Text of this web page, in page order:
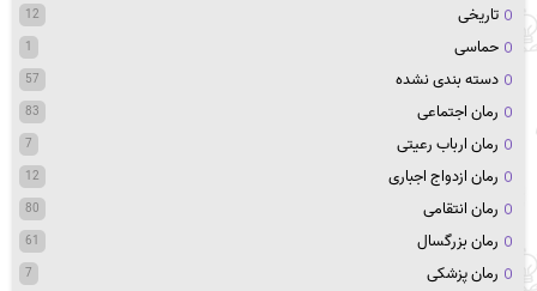
تاریخی 12
حماسی 1
دسته بندی نشده 57
رمان اجتماعی 83
رمان ارباب رعیتی 7
رمان ازدواج اجباری 12
رمان انتقامی 80
رمان بزرگسال 61
رمان پزشکی 7